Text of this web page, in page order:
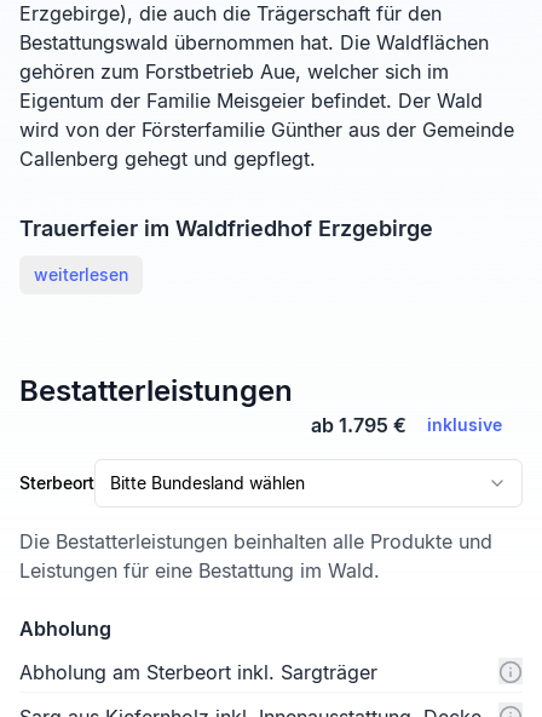
Erzgebirge), die auch die Trägerschaft für den
Bestattungswald übernommen hat. Die Waldflächen
gehören zum Forstbetrieb Aue, welcher sich im
Eigentum der Familie Meisgeier befindet. Der Wald
wird von der Försterfamilie Günther aus der Gemeinde
Callenberg gehegt und gepflegt.
Trauerfeier im Waldfriedhof Erzgebirge
weiterlesen
Bestatterleistungen
ab 1.795 € inklusive
Sterbeort Bitte Bundesland wählen
Die Bestatterleistungen beinhalten alle Produkte und
Leistungen für eine Bestattung im Wald.
Abholung
Abholung am Sterbeort inkl. Sargträger